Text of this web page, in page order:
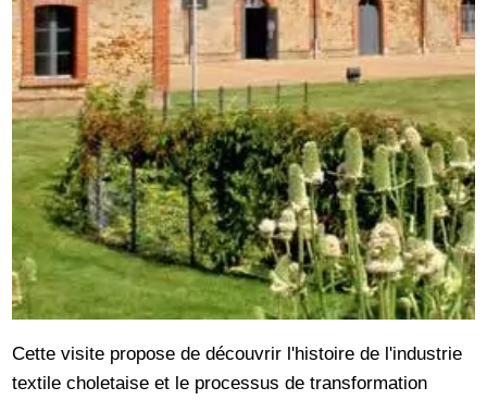
Cette visite propose de découvrir l'histoire de l'industrie
textile choletaise et le processus de transformation